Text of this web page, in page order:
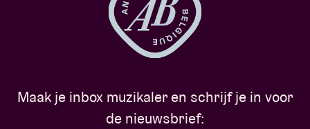
Maak je inbox muzikaler en schrijf je in voor
de nieuwsbrief: